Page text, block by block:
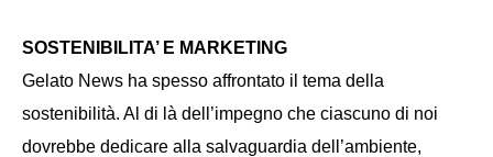
SOSTENIBILITA’ E MARKETING
Gelato News ha spesso affrontato il tema della
sostenibilità. Al di là dell’impegno che ciascuno di noi
dovrebbe dedicare alla salvaguardia dell’ambiente,